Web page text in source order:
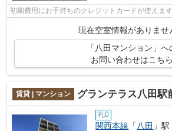
初期費用にお手持ちのクレジットカードが使えま
現在空室情報がありませ
「八田マンション」へ
お問い合わせはこちら
賃貸 | マンション グランテラス八田駅
礼0
関西本線 「 八田 」